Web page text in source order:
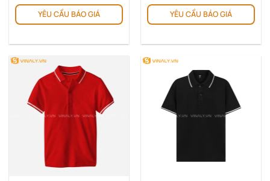
YÊU CẦU BÁO GIÁ YÊU CẦU BÁO GIÁ